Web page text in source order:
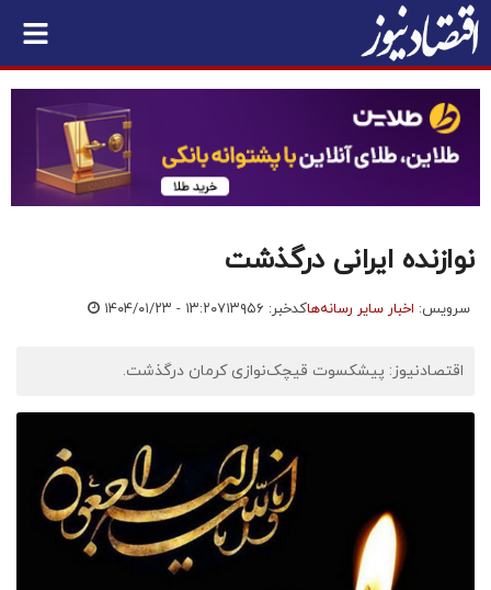
نوازنده ایرانی درگذشت
سرویس: اخبار سایر رسانه‌هاکدخبر: ۷۱۳۹۵۶ ۱۴۰۴/۰۱/۲۳ - ۱۳:۲۰
اقتصادنیوز: پیشکسوت قیچک‌نوازی کرمان درگذشت.